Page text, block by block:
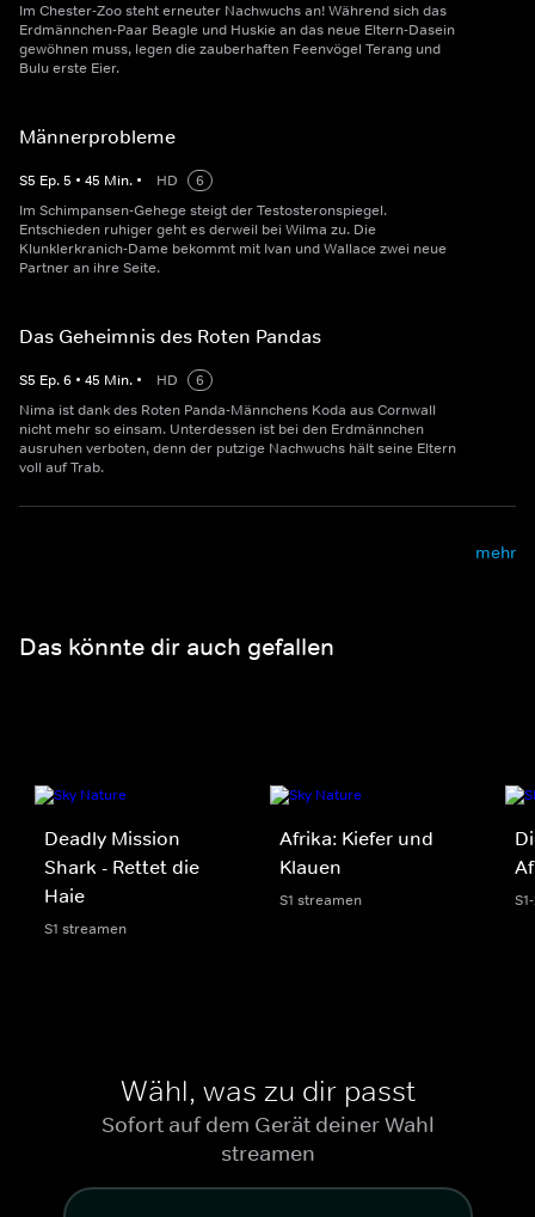
Im Chester-Zoo steht erneuter Nachwuchs an! Während sich das
Erdmännchen-Paar Beagle und Huskie an das neue Eltern-Dasein
gewöhnen muss, legen die zauberhaften Feenvögel Terang und
Bulu erste Eier.
Männerprobleme
S5 Ep.5 • 45 Min. • HD
6
Im Schimpansen-Gehege steigt der Testosteronspiegel.
Entschieden ruhiger geht es derweil bei Wilma zu. Die
Klunklerkranich-Dame bekommt mit Ivan und Wallace zwei neue
Partner an ihre Seite.
Das Geheimnis des Roten Pandas
S5 Ep.6 • 45 Min. • HD
6
Nima ist dank des Roten Panda-Männchens Koda aus Cornwall
nicht mehr so einsam. Unterdessen ist bei den Erdmännchen
ausruhen verboten, denn der putzige Nachwuchs hält seine Eltern
voll auf Trab.
mehr
Das könnte dir auch gefallen
Deadly Mission
Shark - Rettet die
Haie
S1 streamen
Afrika: Kiefer und
Klauen
S1 streamen
Wähl, was zu dir passt
Sofort auf dem Gerät deiner Wahl
streamen